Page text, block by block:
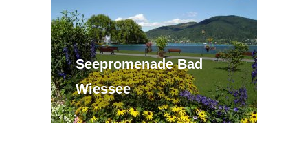
Blick zum Kloster
Tegernsee im Herbst
Seepromenade Bad
Wiessee